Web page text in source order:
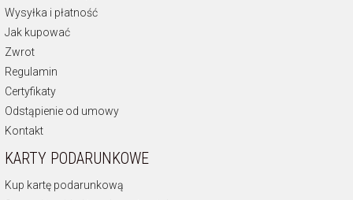
Wysyłka i płatność
Jak kupować
Zwrot
Regulamin
Certyfikaty
Odstąpienie od umowy
Kontakt
KARTY PODARUNKOWE
Kup kartę podarunkową